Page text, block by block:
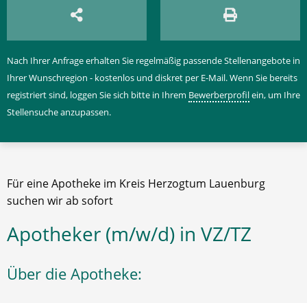
Nach Ihrer Anfrage erhalten Sie regelmäßig passende Stellenangebote in
Ihrer Wunschregion - kostenlos und diskret per E-Mail. Wenn Sie bereits
registriert sind, loggen Sie sich bitte in Ihrem Bewerberprofilein, um Ihre
Stellensuche anzupassen.
Für eine Apotheke im Kreis Herzogtum Lauenburg
suchen wir ab sofort
Apotheker (m/w/d) in VZ/TZ
Über die Apotheke: